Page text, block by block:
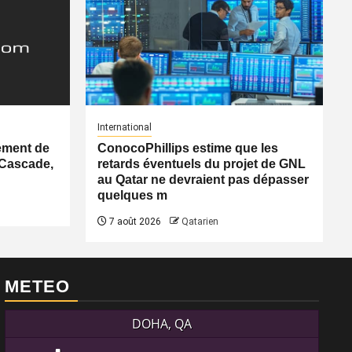
de
International
ConocoPhillips estime que les
retards éventuels du projet de GNL
au Qatar ne devraient pas dépasser
quelques m
7 août 2026 Qatarien
METEO
DOHA, QA